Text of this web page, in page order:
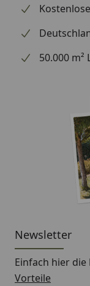
50.000
Newsletter
Einfach hier
Vorteile